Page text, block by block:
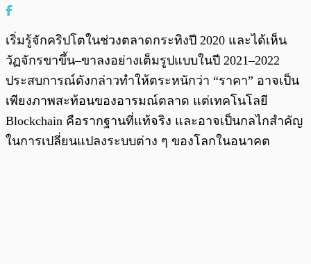
เริ่มรู้จักคริปโตในช่วงตลาดกระทิงปี 2020 และได้เห็น
วัฏจักรขาขึ้น–ขาลงอย่างเต็มรูปแบบในปี 2021–2022
ประสบการณ์ดังกล่าวทำให้ตระหนักว่า “ราคา” อาจเป็น
เพียงภาพสะท้อนของอารมณ์ตลาด แต่เทคโนโลยี
Blockchain คือรากฐานที่แท้จริง และอาจเป็นกลไกสำคัญ
ในการเปลี่ยนแปลงระบบต่าง ๆ ของโลกในอนาคต